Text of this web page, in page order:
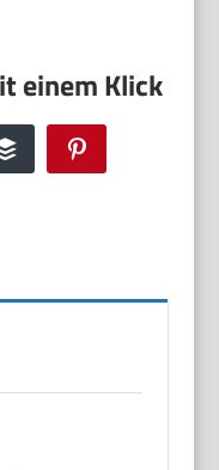
Buffer